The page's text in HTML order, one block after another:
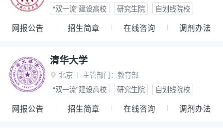
“双一流”建设高校
研究生院 自划线院校
网报公告 招生简章 在线咨询 调剂办法
清华大学
 北京 主管部门： 教育部
“双一流”建设高校
研究生院 自划线院校
网报公告 招生简章 在线咨询 调剂办法